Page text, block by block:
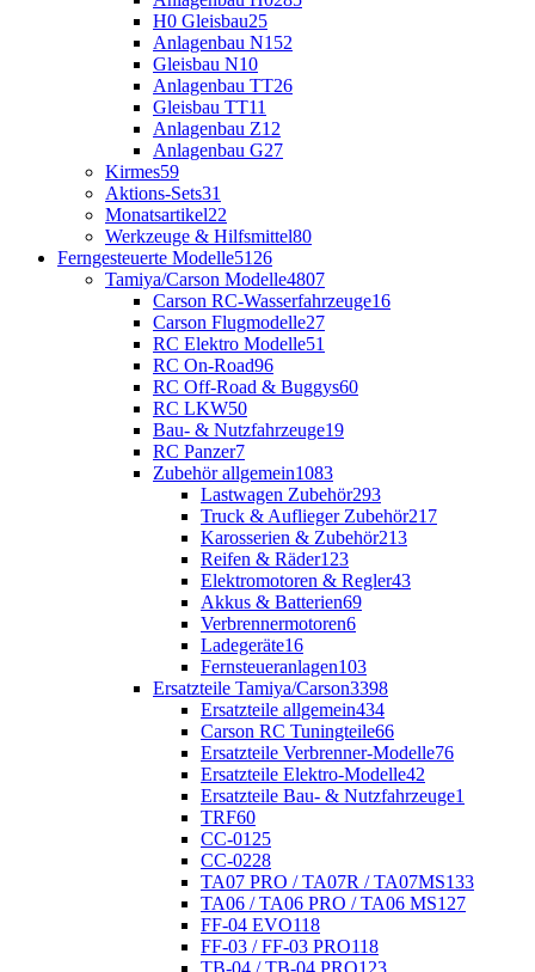
H0 Gleisbau25
Anlagenbau N152
Gleisbau N10
Anlagenbau TT26
Gleisbau TT11
Anlagenbau Z12
Anlagenbau G27
Kirmes59
Aktions-Sets31
Monatsartikel22
Werkzeuge & Hilfsmittel80
Ferngesteuerte Modelle5126
Tamiya/Carson Modelle4807
Carson RC-Wasserfahrzeuge16
Carson Flugmodelle27
RC Elektro Modelle51
RC On-Road96
RC Off-Road & Buggys60
RC LKW50
Bau- & Nutzfahrzeuge19
RC Panzer7
Zubehör allgemein1083
Lastwagen Zubehör293
Truck & Auflieger Zubehör217
Karosserien & Zubehör213
Reifen & Räder123
Elektromotoren & Regler43
Akkus & Batterien69
Verbrennermotoren6
Ladegeräte16
Fernsteueranlagen103
Ersatzteile Tamiya/Carson3398
Ersatzteile allgemein434
Carson RC Tuningteile66
Ersatzteile Verbrenner-Modelle76
Ersatzteile Elektro-Modelle42
Ersatzteile Bau- & Nutzfahrzeuge1
TRF60
CC-01 25
CC-0228
TA07 PRO / TA07R / TA07MS133
TA06 / TA06 PRO / TA06 MS127
FF-04 EVO118
FF-03 / FF-03 PRO118
TB-04 / TB-04 PRO123